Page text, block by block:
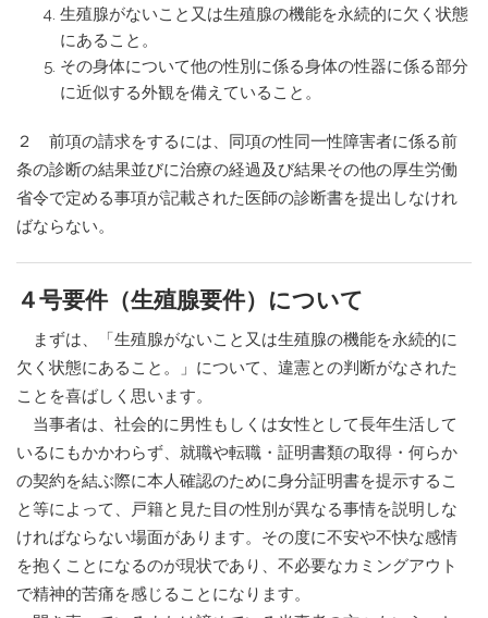
生殖腺がないこと又は生殖腺の機能を永続的に欠く状態
にあること。
その身体について他の性別に係る身体の性器に係る部分
に近似する外観を備えていること。
２ 前項の請求をするには、同項の性同一性障害者に係る前
条の診断の結果並びに治療の経過及び結果その他の厚生労働
省令で定める事項が記載された医師の診断書を提出しなけれ
ばならない。
４号要件（生殖腺要件）について
まずは、「生殖腺がないこと又は生殖腺の機能を永続的に
欠く状態にあること。」について、違憲との判断がなされた
ことを喜ばしく思います。
当事者は、社会的に男性もしくは女性として長年生活して
いるにもかかわらず、就職や転職・証明書類の取得・何らか
の契約を結ぶ際に本人確認のために身分証明書を提示するこ
と等によって、戸籍と見た目の性別が異なる事情を説明しな
ければならない場面があります。その度に不安や不快な感情
を抱くことになるのが現状であり、不必要なカミングアウト
で精神的苦痛を感じることになります。